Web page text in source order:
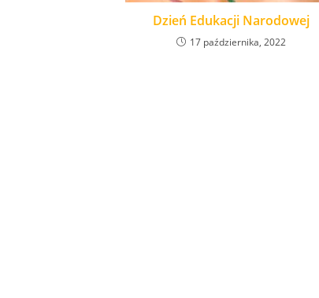
Dzień Edukacji Narodowej
17 października, 2022